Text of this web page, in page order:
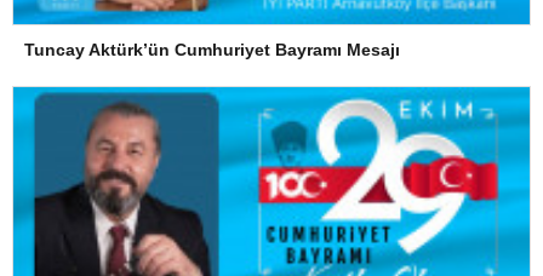
Tuncay Aktürk’ün Cumhuriyet Bayramı Mesajı